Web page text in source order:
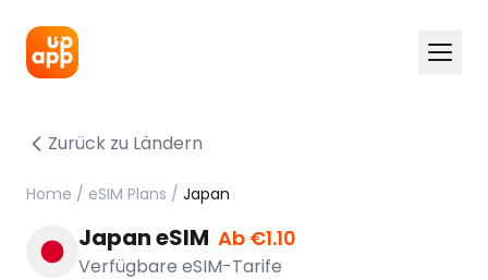
Zurück zu Ländern
Home / eSIM Plans / Japan
Japan eSIM Ab €1.10
Verfügbare eSIM-Tarife